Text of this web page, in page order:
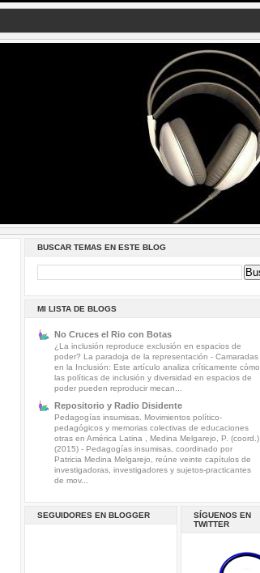
BUSCAR TEMAS EN ESTE BLOG
MI LISTA DE BLOGS
No Cruces el Rio con Botas
¿La inclusión reproduce exclusión en espacios de
poder? La paradoja de la representación - Camaradas
en la Inclusión: Este artículo analiza críticamente cómo
las políticas de inclusión y diversidad en espacios de
poder pueden reproducir mecan...
Repositorio y Radio Disidente
Pedagogías insumisas. Movimientos político-
pedagógicos y memorias colectivas de educaciones
otras en América Latina , Medina Melgarejo, P. (coord.)
(2015) - Pedagogías insumisas, coordinado por
Patricia Medina Melgarejo, reúne veinte capítulos de
investigadoras, investigadores y sujetos-practicantes
de mov...
SEGUIDORES EN BLOGGER
SÍGUENOS EN
TWITTER